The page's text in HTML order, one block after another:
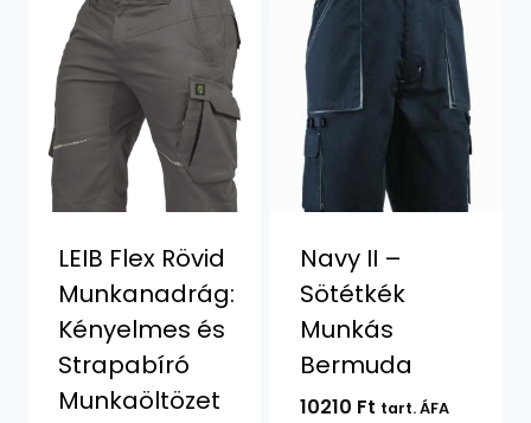
22100 Ft
LEIB Flex Rövid
Munkanadrág:
Kényelmes és
Strapabíró
Munkaöltözet
Navy II –
Sötétkék
Munkás
Bermuda
10210 Ft tart. ÁFA